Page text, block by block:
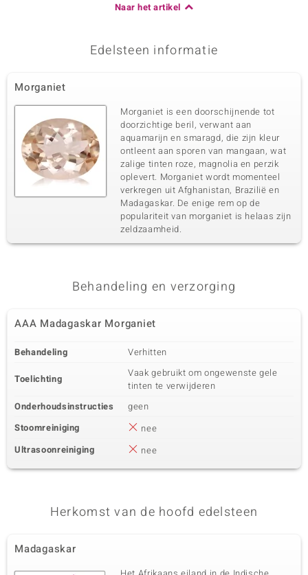
Naar het artikel
Edelsteen informatie
Morganiet
Morganiet is een doorschijnende tot
doorzichtige beril, verwant aan
aquamarijn en smaragd, die zijn kleur
ontleent aan sporen van mangaan, wat
zalige tinten roze, magnolia en perzik
oplevert. Morganiet wordt momenteel
verkregen uit Afghanistan, Brazilië en
Madagaskar. De enige rem op de
populariteit van morganiet is helaas zijn
zeldzaamheid.
Behandeling en verzorging
AAA Madagaskar Morganiet
Behandeling Verhitten
Toelichting
Vaak gebruikt om ongewenste gele
tinten te verwijderen
Onderhoudsinstructies
geen
Stoomreiniging
nee
Ultrasoonreiniging
nee
Herkomst van de hoofd edelsteen
Madagaskar